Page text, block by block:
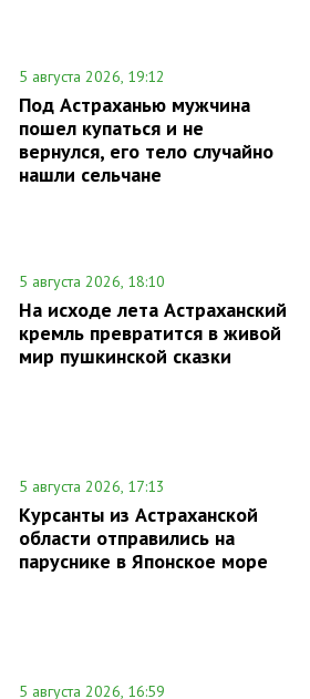
5 августа 2026, 19:12
Под Астраханью мужчина
пошел купаться и не
вернулся, его тело случайно
нашли сельчане
5 августа 2026, 18:10
На исходе лета Астраханский
кремль превратится в живой
мир пушкинской сказки
5 августа 2026, 17:13
Курсанты из Астраханской
области отправились на
паруснике в Японское море
5 августа 2026, 16:59